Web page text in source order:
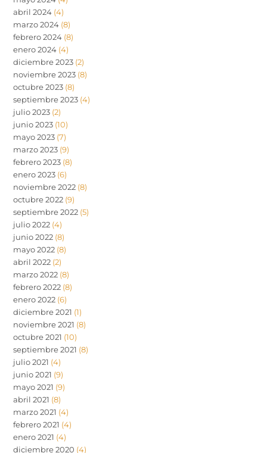
abril 2024 (4)
marzo 2024 (8)
febrero 2024 (8)
enero 2024 (4)
diciembre 2023 (2)
noviembre 2023 (8)
octubre 2023 (8)
septiembre 2023 (4)
julio 2023 (2)
junio 2023 (10)
mayo 2023 (7)
marzo 2023 (9)
febrero 2023 (8)
enero 2023 (6)
noviembre 2022 (8)
octubre 2022 (9)
septiembre 2022 (5)
julio 2022 (4)
junio 2022 (8)
mayo 2022 (8)
abril 2022 (2)
marzo 2022 (8)
febrero 2022 (8)
enero 2022 (6)
diciembre 2021 (1)
noviembre 2021 (8)
octubre 2021 (10)
septiembre 2021 (8)
julio 2021 (4)
junio 2021 (9)
mayo 2021 (9)
abril 2021 (8)
marzo 2021 (4)
febrero 2021 (4)
enero 2021 (4)
diciembre 2020 (4)